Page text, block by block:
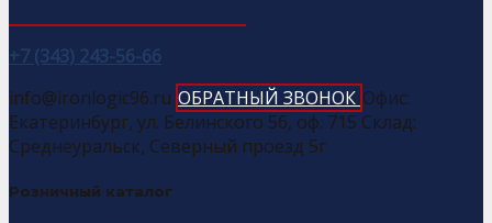
+7 (343) 243-56-66
info@ironlogic96.ru ОБРАТНЫЙ ЗВОНОК Офис:
Екатеринбург, ул. Белинского 56, оф. 715 Склад:
Среднеуральск, Северный проезд 5г
Розничный каталог